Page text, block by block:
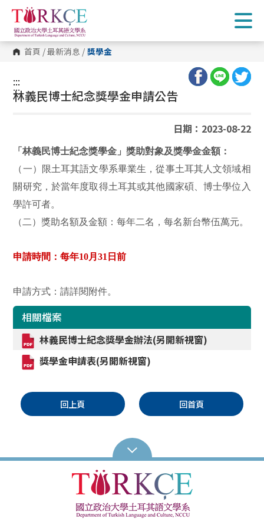
跳
到
主
要
內
容 首頁 /最新消息 / 獎學金
:::
:::
林義民博士紀念獎學金申請公告
日期：2023-08-22
「林義民博士紀念獎學金」獎助對象及獎學金金額：
（一）限土耳其語文學系畢業生，從事土耳其人文領域相
關研究，於當年度取得土耳其或其他國家碩、博士學位入
學許可者。
（二）獎助名額及金額：每年二名，每名新台幣伍萬元。
申請時間：每年10月31日前
申請方式：請詳閱附件。
相關檔案
林義民博士紀念獎學金辦法(另開新視窗)
獎學金申請表(另開新視窗)
回上頁 回首頁